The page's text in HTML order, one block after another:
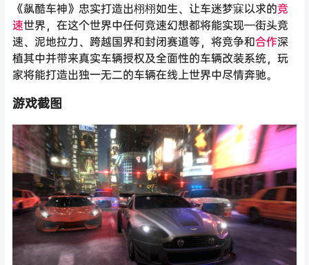
《飙酷车神》忠实打造出栩栩如生、让车迷梦寐以求的竞
速世界，在这个世界中任何竞速幻想都将能实现—街头竞
速、泥地拉力、跨越国界和封闭赛道等，将竞争和合作深
植其中并带来真实车辆授权及全面性的车辆改装系统，玩
家将能打造出独一无二的车辆在线上世界中尽情奔驰。
游戏截图